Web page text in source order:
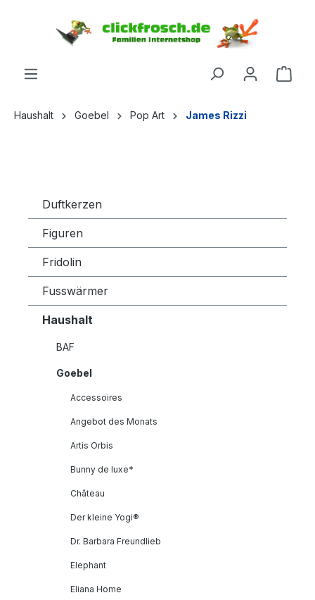
Haushalt Goebel Pop Art James Rizzi
Duftkerzen
Figuren
Fridolin
Fusswärmer
Haushalt
BAF
Goebel
Accessoires
Angebot des Monats
Artis Orbis
Bunny de luxe*
Château
Der kleine Yogi®
Dr. Barbara Freundlieb
Elephant
Eliana Home